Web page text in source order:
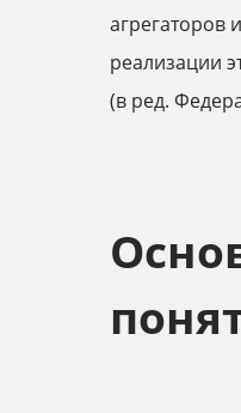
агрегаторов
реализации
(в ред.